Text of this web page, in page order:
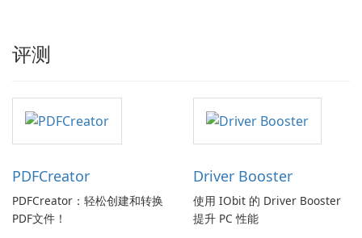
评测
PDFCreator
PDFCreator：轻松创建和转换
PDF文件！
Driver Booster
使用 IObit 的 Driver Booster
提升 PC 性能